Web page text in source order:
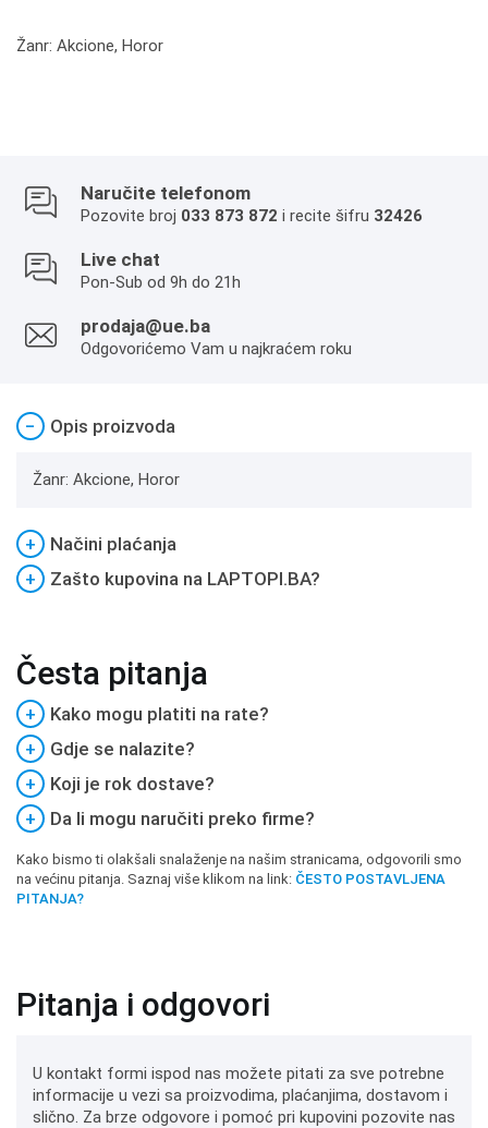
Žanr: Akcione, Horor
Naručite telefonom
Pozovite broj 033 873 872 i recite šifru 32426
Live chat
Pon-Sub od 9h do 21h
prodaja@ue.ba
Odgovorićemo Vam u najkraćem roku
− Opis proizvoda
Žanr: Akcione, Horor
+
Načini plaćanja
+
Zašto kupovina na LAPTOPI.BA?
Česta pitanja
+
Kako mogu platiti na rate?
+
Gdje se nalazite?
+
Koji je rok dostave?
+
Da li mogu naručiti preko firme?
Kako bismo ti olakšali snalaženje na našim stranicama, odgovorili smo
na većinu pitanja. Saznaj više klikom na link: ČESTO POSTAVLJENA
PITANJA?
Pitanja i odgovori
U kontakt formi ispod nas možete pitati za sve potrebne
informacije u vezi sa proizvodima, plaćanjima, dostavom i
slično. Za brze odgovore i pomoć pri kupovini pozovite nas